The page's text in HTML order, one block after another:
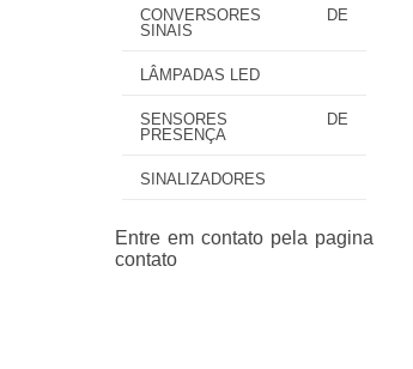
CONVERSORES DE
SINAIS
LÂMPADAS LED
SENSORES DE
PRESENÇA
SINALIZADORES